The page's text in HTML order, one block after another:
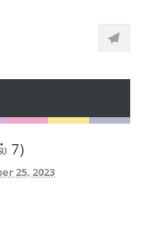
7)
25, 2023